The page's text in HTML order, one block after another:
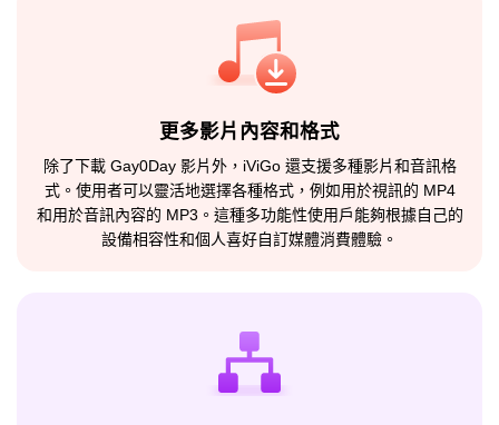
更多影片內容和格式
除了下載 Gay0Day 影片外，iViGo 還支援多種影片和音訊格
式。使用者可以靈活地選擇各種格式，例如用於視訊的 MP4
和用於音訊內容的 MP3。這種多功能性使用戶能夠根據自己的
設備相容性和個人喜好自訂媒體消費體驗。